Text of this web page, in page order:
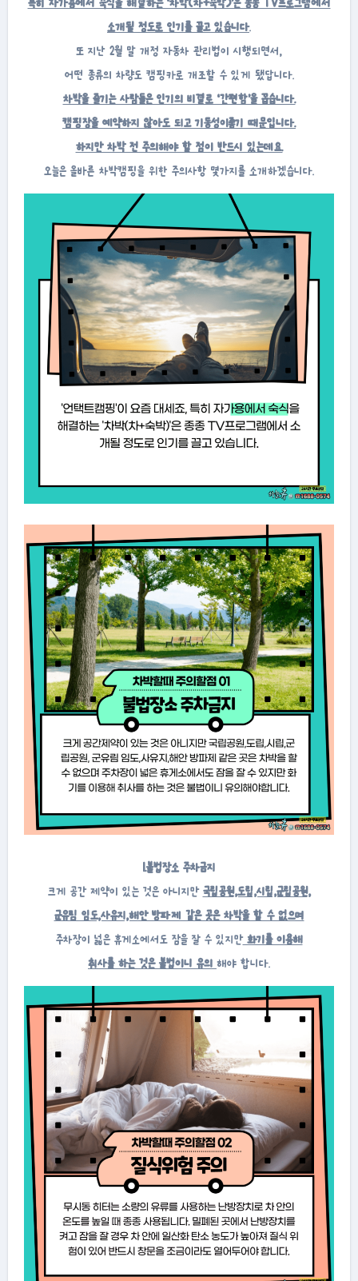
소개될 정도로 인기를 끌고 있습니다.
또 지난 2월 말 개정 자동차 관리법이 시행되면서,
어떤 종류의 차량도 캠핑카로 개조할 수 있게 됐답니다.
차박을 즐기는 사람들은 인기의 비결로 ‘간편함’을 꼽습니다.
캠핑장을 예약하지 않아도 되고 기동성이좋기 때문입니다.
하지만 차박 전 주의해야 할 점이 반드시 있는데요.
오늘은 올바른 차박캠핑을 위한 주의사항 몇가지를 소개하겠습니다.
1.불법장소 주차금지
크게 공간 제약이 있는 것은 아니지만 국립공원,도립,시립,군립공원,
군유림 임도,사유지,해안 방파제 같은 곳은 차박을 할 수 없으며
주차장이 넓은 휴게소에서도 잠을 잘 수 있지만화기를 이용해
취사를 하는 것은 불법이니 유의 해야 합니다.